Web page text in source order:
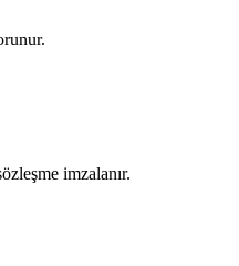
imzalanır.